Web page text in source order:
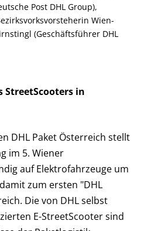
Post DHL Group),
Wien-
(Geschäftsführer DHL
StreetScooters in
DHL Paket Österreich stellt
im 5. Wiener
auf Elektrofahrzeuge um
zum ersten "DHL
Die von DHL selbst
E-StreetScooter sind